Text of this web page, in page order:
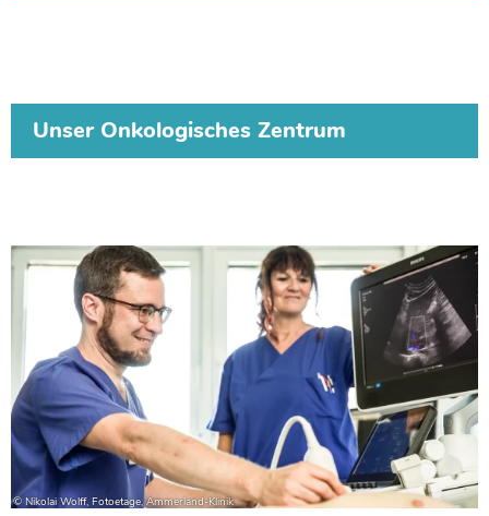
Unser Onkologisches Zentrum